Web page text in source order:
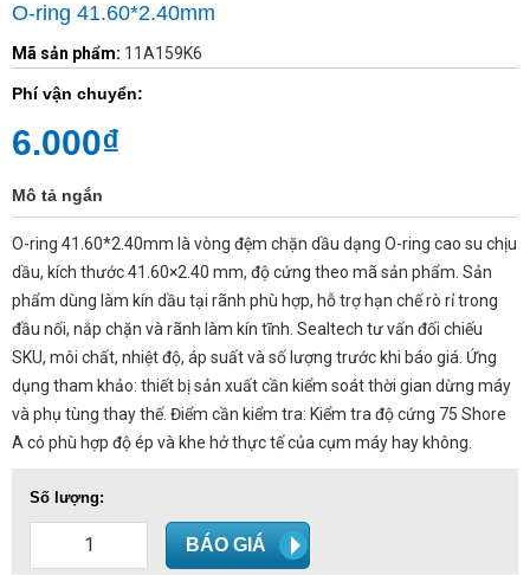
O-ring 41.60*2.40mm
Mã sản phẩm: 11A159K6
Phí vận chuyển:
6.000₫
Mô tả ngắn
O-ring 41.60*2.40mm là vòng đệm chặn dầu dạng O-ring cao su chịu
dầu, kích thước 41.60×2.40 mm, độ cứng theo mã sản phẩm. Sản
phẩm dùng làm kín dầu tại rãnh phù hợp, hỗ trợ hạn chế rò rỉ trong
đầu nối, nắp chặn và rãnh làm kín tĩnh. Sealtech tư vấn đối chiếu
SKU, môi chất, nhiệt độ, áp suất và số lượng trước khi báo giá. Ứng
dụng tham khảo: thiết bị sản xuất cần kiểm soát thời gian dừng máy
và phụ tùng thay thế. Điểm cần kiểm tra: Kiểm tra độ cứng 75 Shore
A có phù hợp độ ép và khe hở thực tế của cụm máy hay không.
Số lượng:
BÁO GIÁ